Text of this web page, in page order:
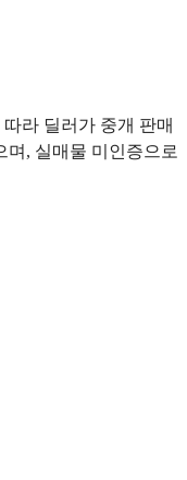
라 딜러가 중개 판매
며, 실매물 미인증으로